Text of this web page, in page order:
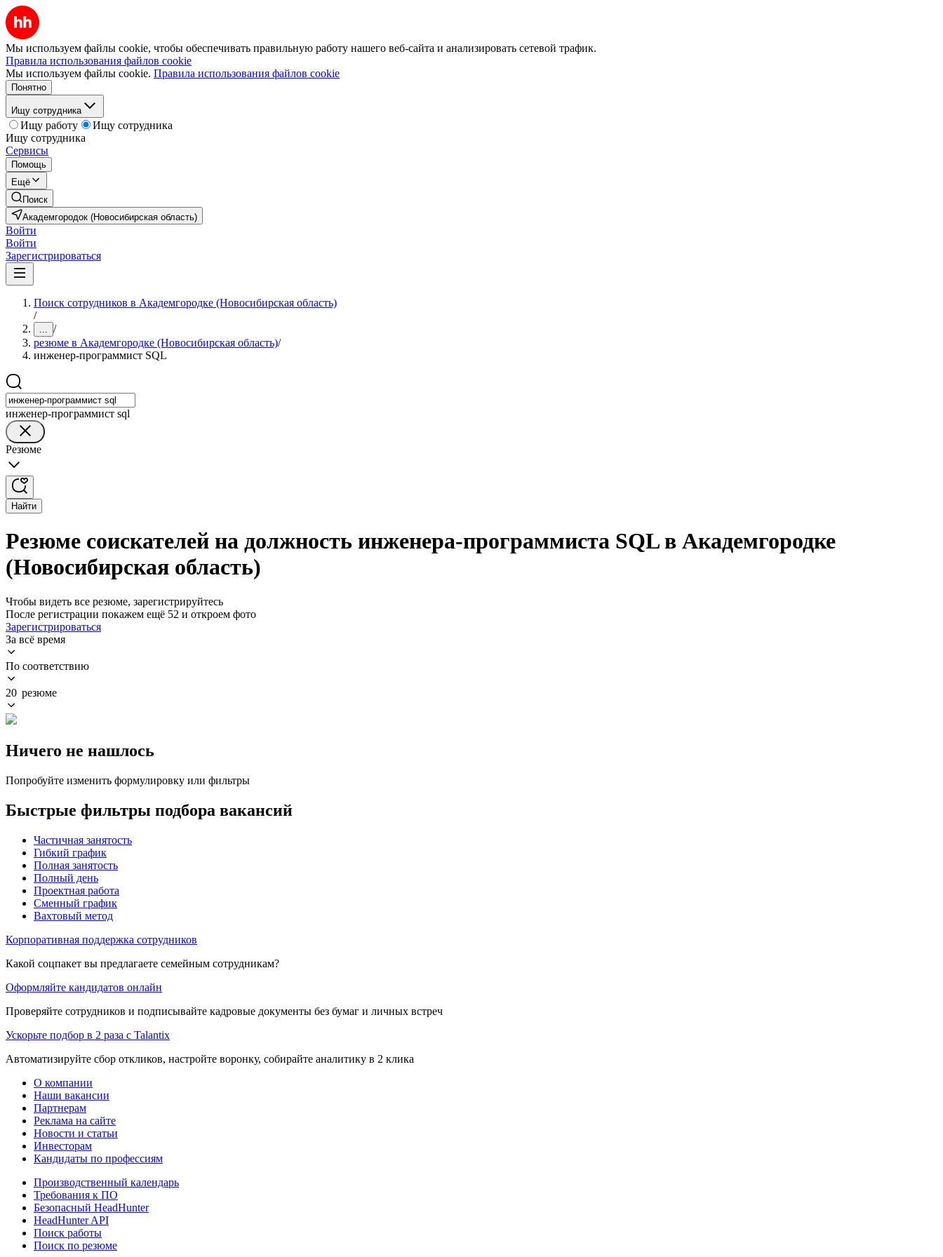
Мы используем файлы cookie, чтобы обеспечивать правильную работу нашего веб-сайта и анализировать сетевой трафик.
Правила использования файлов cookie
Мы используем файлы cookie. Правила использования файлов cookie
Понятно
Ищу сотрудника
Ищу работу
Ищу сотрудника
Ищу сотрудника
Сервисы
Помощь
Ещё
Поиск
Академгородок (Новосибирская область)
Войти
Войти
Зарегистрироваться
Поиск сотрудников в Академгородке (Новосибирская область)
/
... /
резюме в Академгородке (Новосибирская область)/
инженер-программист SQL
инженер-программист sql
Резюме
Найти
Резюме соискателей на должность инженера-программиста SQL в Академгородке
(Новосибирская область)
Чтобы видеть все резюме, зарегистрируйтесь
После регистрации покажем ещё 52 и откроем фото
Зарегистрироваться
За всё время
По соответствию
20 резюме
Ничего не нашлось
Попробуйте изменить формулировку или фильтры
Быстрые фильтры подбора вакансий
Частичная занятость
Гибкий график
Полная занятость
Полный день
Проектная работа
Сменный график
Вахтовый метод
Корпоративная поддержка сотрудников
Какой соцпакет вы предлагаете семейным сотрудникам?
Оформляйте кандидатов онлайн
Проверяйте сотрудников и подписывайте кадровые документы без бумаг и личных встреч
Ускорьте подбор в 2 раза с Talantix
Автоматизируйте сбор откликов, настройте воронку, собирайте аналитику в 2 клика
О компании
Наши вакансии
Партнерам
Реклама на сайте
Новости и статьи
Инвесторам
Кандидаты по профессиям
Производственный календарь
Требования к ПО
Безопасный HeadHunter
HeadHunter API
Поиск работы
Поиск по резюме